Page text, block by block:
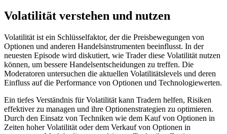
Volatilität verstehen und nutzen
Volatilität ist ein Schlüsselfaktor, der die Preisbewegungen von
Optionen und anderen Handelsinstrumenten beeinflusst. In der
neuesten Episode wird diskutiert, wie Trader diese Volatilität nutzen
können, um bessere Handelsentscheidungen zu treffen. Die
Moderatoren untersuchen die aktuellen Volatilitätslevels und deren
Einfluss auf die Performance von Optionen und Technologiewerten.
Ein tiefes Verständnis für Volatilität kann Tradern helfen, Risiken
effektiver zu managen und ihre Optionenstrategien zu optimieren.
Durch den Einsatz von Techniken wie dem Kauf von Optionen in
Zeiten hoher Volatilität oder dem Verkauf von Optionen in